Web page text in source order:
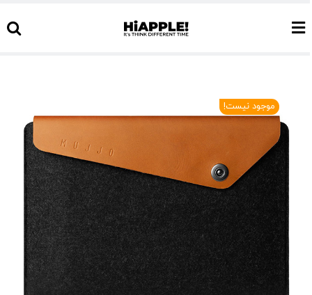
to
موجود نیست!